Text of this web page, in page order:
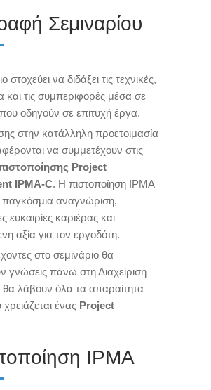
Σεμιναρίου
στοχεύει να διδάξει τις τεχνικές,
και τις συμπεριφορές μέσα σε
οδηγούν σε επιτυχή έργα.
στην κατάλληλη προετοιμασία
να συμμετέχουν στις
πιστοποίησης Project
ΙPMA-C. Η πιστοποίηση IPMA
αναγνώριση,
ευκαιρίες καριέρας και
αξία για τον εργοδότη.
στο σεμινάριο θα
γνώσεις πάνω στη Διαχείριση
λάβουν όλα τα απαραίτητα
ένας Project
IPMA